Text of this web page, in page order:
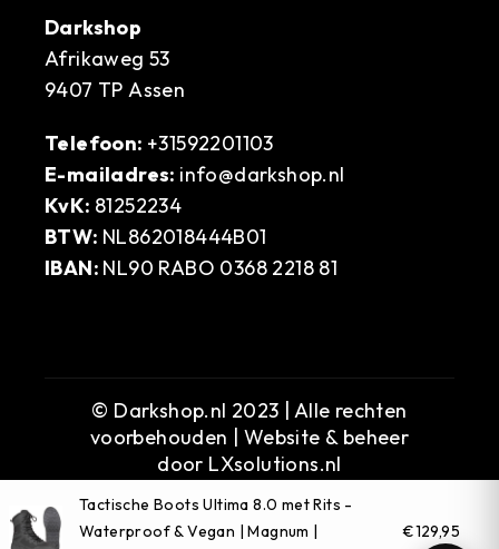
Darkshop
Afrikaweg 53
9407 TP Assen
Telefoon: +31592201103
E-mailadres: info@darkshop.nl
KvK: 81252234
BTW: NL862018444B01
IBAN: NL90 RABO 0368 2218 81
© Darkshop.nl 2023 | Alle rechten
voorbehouden | Website & beheer
door LXsolutions.nl
Tactische Boots Ultima 8.0 met Rits -
Waterproof & Vegan | Magnum |
€129,95